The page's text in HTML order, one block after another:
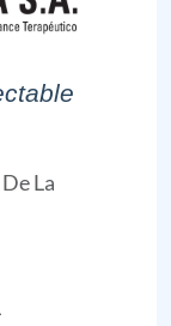
La